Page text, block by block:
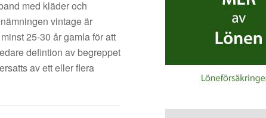
med kläder och
vintage är
25-30 år gamla för att
defintion av begreppet
av ett eller flera